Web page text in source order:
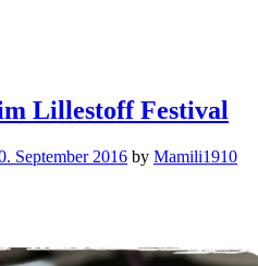
Lillestoff Festival
September 2016 by Mamili1910